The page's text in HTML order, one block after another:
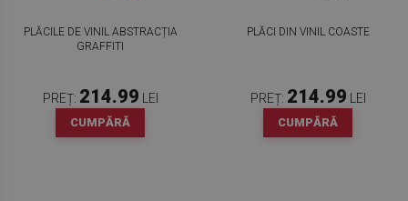
PLĂCILE DE VINIL ABSTRACȚIA
GRAFFITI
PREȚ: 214.99 LEI
CUMPĂRĂ
PLĂCI DIN VINIL COASTE
PREȚ: 214.99 LEI
CUMPĂRĂ